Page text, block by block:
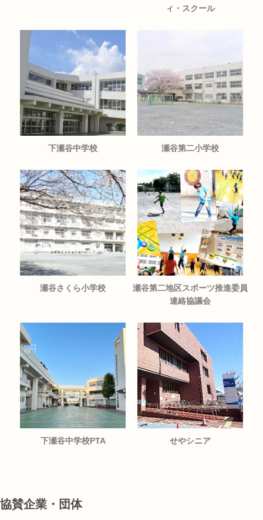
ィ・スクール
下瀬谷中学校 瀬谷第二小学校
瀬谷さくら小学校
瀬谷第二地区スポーツ推進委員
連絡協議会
下瀬谷中学校PTA せやシニア
協賛企業・団体